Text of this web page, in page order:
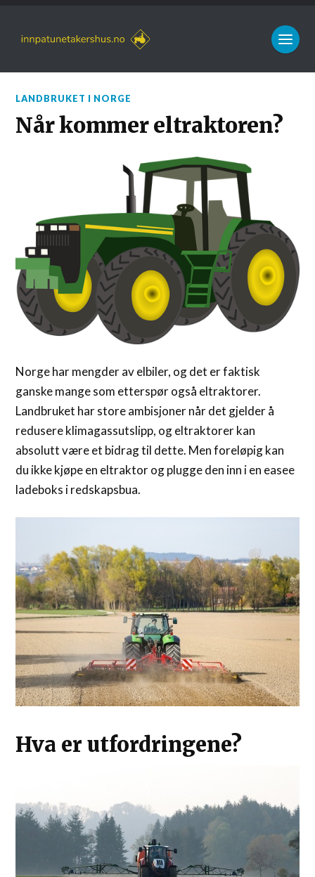
LANDBRUKET I NORGE
Når kommer eltraktoren?
Norge har mengder av elbiler, og det er faktisk
ganske mange som etterspør også eltraktorer.
Landbruket har store ambisjoner når det gjelder å
redusere klimagassutslipp, og eltraktorer kan
absolutt være et bidrag til dette. Men foreløpig kan
du ikke kjøpe en eltraktor og plugge den inn i en easee
ladeboks i redskapsbua.
Hva er utfordringene?